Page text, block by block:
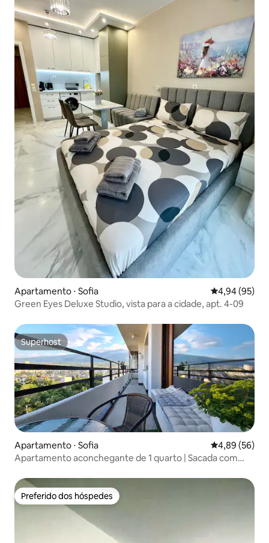
Apartamento ⋅ Sofia 4,94 de uma
4,94 (95)
Green Eyes Deluxe Studio, vista para a cidade, apt. 4-09
Superhost
Superhost
Apartamento ⋅ Sofia 4,89 de uma
4,89 (56)
Apartamento aconchegante de 1 quarto | Sacada com
Preferido dos hóspedes
Preferido dos hóspedes